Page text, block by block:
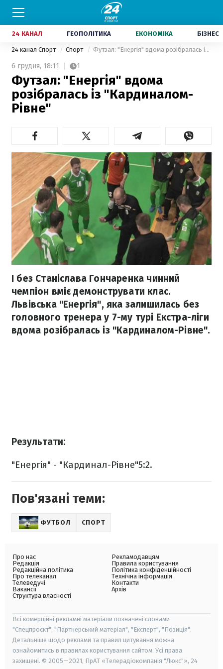
24 КАНАЛ ГЕОПОЛІТИКА ЕКОНОМІКА БІЗНЕС
24 канал Спорт Спорт Футзал: "Енергія" вдома розібралась із "Кардиналом-Рівне"
6 грудня, 18:11 1
Футзал: "Енергія" вдома
розібралась із "Кардиналом-
Рівне"
І без Станіслава Гончаренка чинний
чемпіон вміє демонструвати клас.
Львівська "Енергія", яка залишилась без
головного тренера у 7-му турі Екстра-ліги
вдома розібралась із "Кардиналом-Рівне".
Результати:
"Енергія" - "Кардинал-Рівне"5:2.
Пов'язані теми:
ФУТБОЛ СПОРТ
Про нас
Редакція
Редакційна політика
Про телеканал
Телеведучі
Вакансії
Структура власності
Рекламодавцям
Правила користування
Політика конфіденційності
Технічна інформація
Контакти
Архів
Всі комерційні рекламні матеріали позначені словами
"Спецпроєкт", "Партнерський матеріал", "Експерт", "Позиція".
Детальніше щодо реклами та правил цитування можна
ознайомитись в правилах користування сайтом. Усі права
захищені. © 2005—2021, ПрАТ «Телерадіокомпанія "Люкс"», 24